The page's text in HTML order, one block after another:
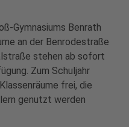
Gymnasiums Benrath
an der Benrodestraße
stehen ab sofort
Zum Schuljahr
frei, die
genutzt werden